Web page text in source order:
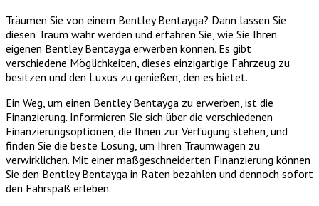
Träumen Sie von einem Bentley Bentayga? Dann lassen Sie
diesen Traum wahr werden und erfahren Sie, wie Sie Ihren
eigenen Bentley Bentayga erwerben können. Es gibt
verschiedene Möglichkeiten, dieses einzigartige Fahrzeug zu
besitzen und den Luxus zu genießen, den es bietet.
Ein Weg, um einen Bentley Bentayga zu erwerben, ist die
Finanzierung. Informieren Sie sich über die verschiedenen
Finanzierungsoptionen, die Ihnen zur Verfügung stehen, und
finden Sie die beste Lösung, um Ihren Traumwagen zu
verwirklichen. Mit einer maßgeschneiderten Finanzierung können
Sie den Bentley Bentayga in Raten bezahlen und dennoch sofort
den Fahrspaß erleben.